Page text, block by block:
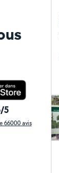
5
66000 avis